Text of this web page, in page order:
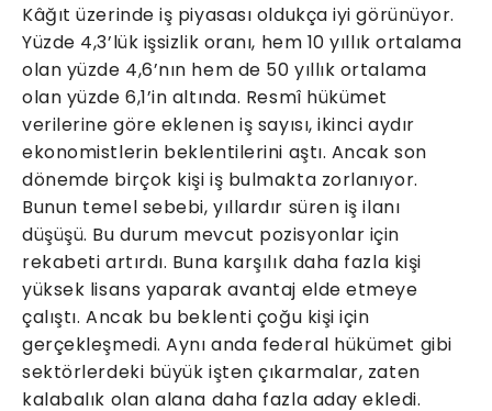
Kâğıt üzerinde iş piyasası oldukça iyi görünüyor.
Yüzde 4,3’lük işsizlik oranı, hem 10 yıllık ortalama
olan yüzde 4,6’nın hem de 50 yıllık ortalama
olan yüzde 6,1’in altında. Resmî hükümet
verilerine göre eklenen iş sayısı, ikinci aydır
ekonomistlerin beklentilerini aştı. Ancak son
dönemde birçok kişi iş bulmakta zorlanıyor.
Bunun temel sebebi, yıllardır süren iş ilanı
düşüşü. Bu durum mevcut pozisyonlar için
rekabeti artırdı. Buna karşılık daha fazla kişi
yüksek lisans yaparak avantaj elde etmeye
çalıştı. Ancak bu beklenti çoğu kişi için
gerçekleşmedi. Aynı anda federal hükümet gibi
sektörlerdeki büyük işten çıkarmalar, zaten
kalabalık olan alana daha fazla aday ekledi.